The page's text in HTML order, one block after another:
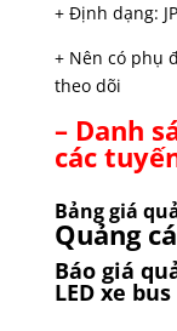
+ Định dạng:
+ Nên có phụ
theo dõi
– Danh
các
Bảng giá
Quảng
Báo giá
LED xe